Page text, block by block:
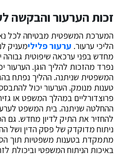
זכות הערעור והבקשה
המערכת המשפטית מבטיחה לכל
הליכי ערעור. ערעור פלילימעניק
מחדש בפני ערכאה שיפוטית גבוהה
נפרד מהזכות להליך הוגן.
טענות מנומק. הערעור יכול
פרוצדורליים במהלך המשפט או
ההחלטה שניתנה. בית המשפט
להחזיר את התיק לדיון מחדש. גם
ניתוח מדוקדק של פסק הדין ושל
מתמקדת בטענות משפטיות תוך
באיכות הניתוח המשפטי וביכולת